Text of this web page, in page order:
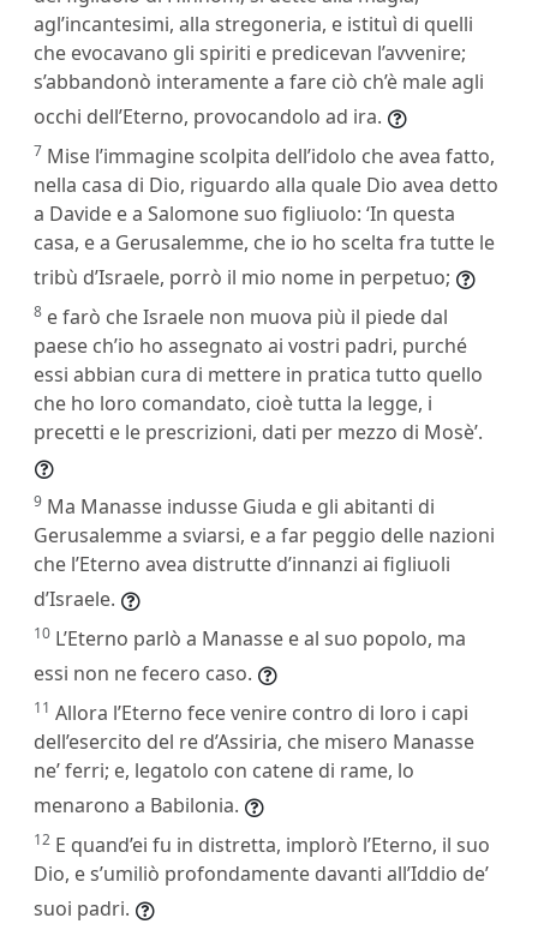
agl’incantesimi, alla stregoneria, e istituì di quelli
che evocavano gli spiriti e predicevan l’avvenire;
s’abbandonò interamente a fare ciò ch’è male agli
occhi dell’Eterno, provocandolo ad ira.
7 Mise l’immagine scolpita dell’idolo che avea fatto,
nella casa di Dio, riguardo alla quale Dio avea detto
a Davide e a Salomone suo figliuolo: ‘In questa
casa, e a Gerusalemme, che io ho scelta fra tutte le
tribù d’Israele, porrò il mio nome in perpetuo;
8 e farò che Israele non muova più il piede dal
paese ch’io ho assegnato ai vostri padri, purché
essi abbian cura di mettere in pratica tutto quello
che ho loro comandato, cioè tutta la legge, i
precetti e le prescrizioni, dati per mezzo di Mosè’.
9 Ma Manasse indusse Giuda e gli abitanti di
Gerusalemme a sviarsi, e a far peggio delle nazioni
che l’Eterno avea distrutte d’innanzi ai figliuoli
d’Israele.
10 L’Eterno parlò a Manasse e al suo popolo, ma
essi non ne fecero caso.
11 Allora l’Eterno fece venire contro di loro i capi
dell’esercito del re d’Assiria, che misero Manasse
ne’ ferri; e, legatolo con catene di rame, lo
menarono a Babilonia.
12 E quand’ei fu in distretta, implorò l’Eterno, il suo
Dio, e s’umiliò profondamente davanti all’Iddio de’
suoi padri.